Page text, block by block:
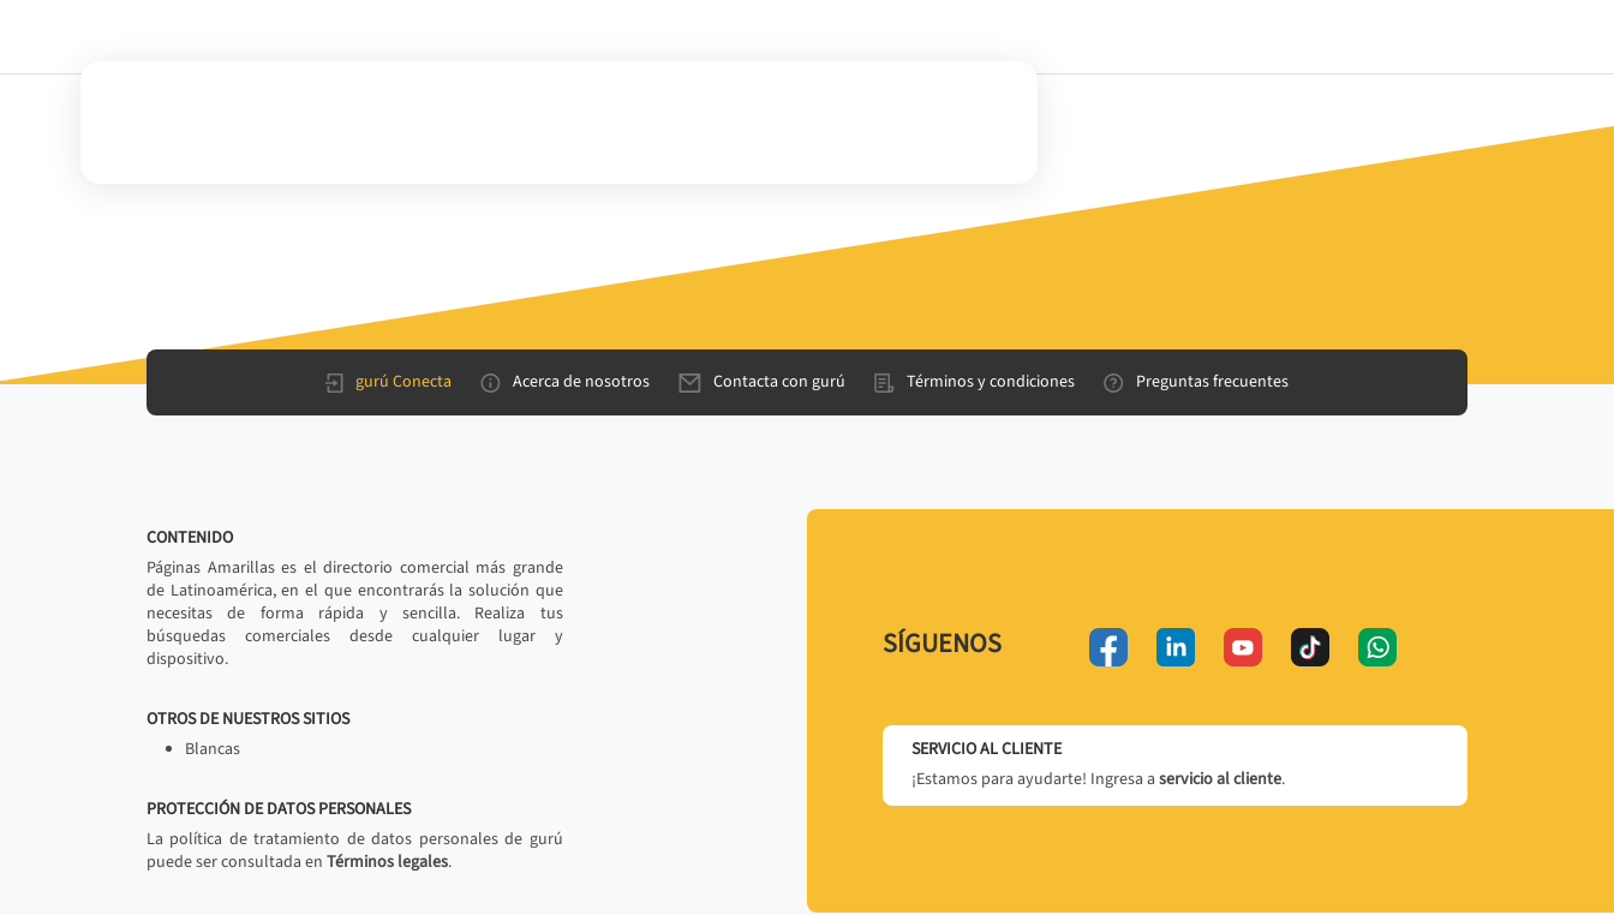
gurú Conecta Acerca de nosotros Contacta con gurú Términos y condiciones Preguntas frecuentes
CONTENIDO
Páginas Amarillas es el directorio comercial más grande
de Latinoamérica, en el que encontrarás la solución que
necesitas de forma rápida y sencilla. Realiza tus
búsquedas comerciales desde cualquier lugar y
dispositivo.
OTROS DE NUESTROS SITIOS
Blancas
PROTECCIÓN DE DATOS PERSONALES
La política de tratamiento de datos personales de gurú
puede ser consultada en Términos legales.
SÍGUENOS
SERVICIO AL CLIENTE
¡Estamos para ayudarte! Ingresa a servicio al cliente.